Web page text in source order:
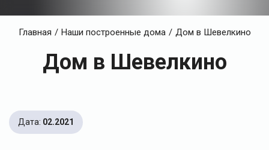
Главная / Наши построенные дома / Дом в Шевелкино
Дом в Шевелкино
Дата: 02.2021